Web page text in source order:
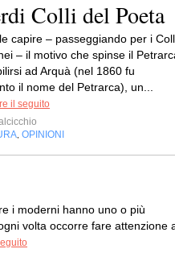
Colli del Poeta
capire – passeggiando per i
– il motivo che spinse il
ad Arquà (nel 1860 fu
il nome del Petrarca), un...
il seguito
OPINIONI
i moderni hanno uno o più
volta occorre fare attenzione